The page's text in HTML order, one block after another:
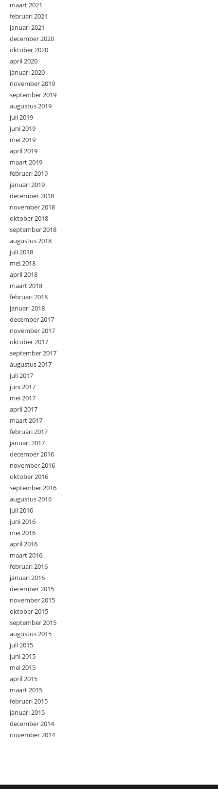
maart 2021
februari 2021
januari 2021
december 2020
oktober 2020
april 2020
januari 2020
november 2019
september 2019
augustus 2019
juli 2019
juni 2019
mei 2019
april 2019
maart 2019
februari 2019
januari 2019
december 2018
november 2018
oktober 2018
september 2018
augustus 2018
juli 2018
mei 2018
april 2018
maart 2018
februari 2018
januari 2018
december 2017
november 2017
oktober 2017
september 2017
augustus 2017
juli 2017
juni 2017
mei 2017
april 2017
maart 2017
februari 2017
januari 2017
december 2016
november 2016
oktober 2016
september 2016
augustus 2016
juli 2016
juni 2016
mei 2016
april 2016
maart 2016
februari 2016
januari 2016
december 2015
november 2015
oktober 2015
september 2015
augustus 2015
juli 2015
juni 2015
mei 2015
april 2015
maart 2015
februari 2015
januari 2015
december 2014
november 2014